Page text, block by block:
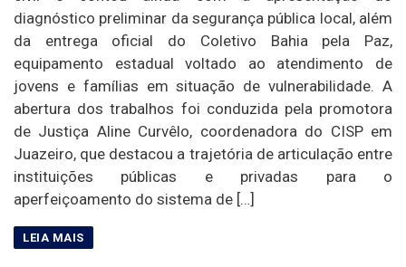
diagnóstico preliminar da segurança pública local, além
da entrega oficial do Coletivo Bahia pela Paz,
equipamento estadual voltado ao atendimento de
jovens e famílias em situação de vulnerabilidade. A
abertura dos trabalhos foi conduzida pela promotora
de Justiça Aline Curvêlo, coordenadora do CISP em
Juazeiro, que destacou a trajetória de articulação entre
instituições públicas e privadas para o
aperfeiçoamento do sistema de […]